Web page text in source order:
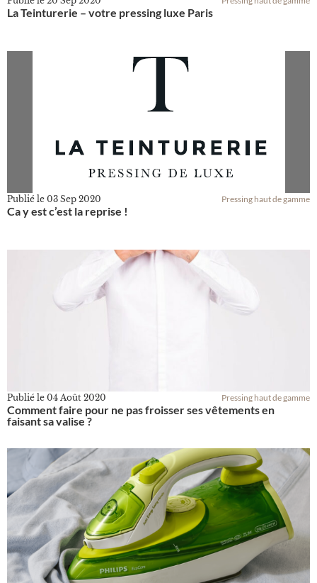
La Teinturerie – votre pressing luxe Paris
Publié le 03 Sep 2020 Pressing haut de gamme
Ca y est c’est la reprise !
Publié le 04 Août 2020 Pressing haut de gamme
Comment faire pour ne pas froisser ses vêtements en
faisant sa valise ?